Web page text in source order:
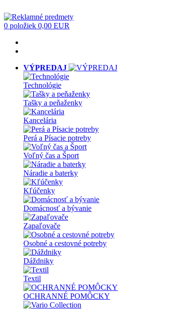
0 položiek 0,00 EUR
VÝPREDAJ
Technológie
Tašky a peňaženky
Kancelária
Perá a Písacie potreby
Voľný čas a Šport
Náradie a baterky
Kľúčenky
Domácnosť a bývanie
Zapaľovače
Osobné a cestovné potreby
Dáždniky
Textil
OCHRANNÉ POMÔCKY